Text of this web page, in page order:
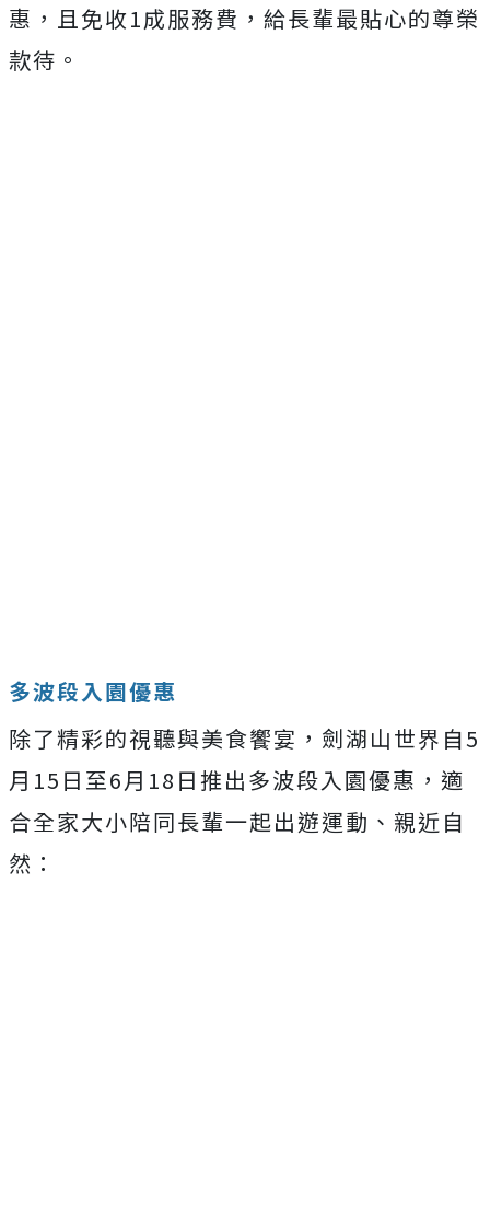
惠，且免收1成服務費，給長輩最貼心的尊榮
款待。
多波段入園優惠
除了精彩的視聽與美食饗宴，劍湖山世界自5
月15日至6月18日推出多波段入園優惠，適
合全家大小陪同長輩一起出遊運動、親近自
然：